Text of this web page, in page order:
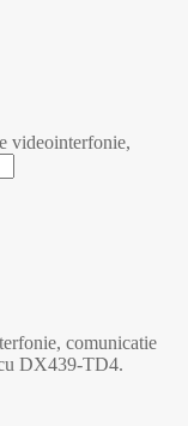
videointerfonie,
comunicatie
DX439-TD4.